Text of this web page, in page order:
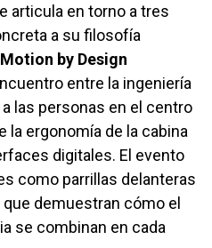
articula en torno a tres
a su filosofía
Motion by Design
entre la ingeniería
las personas en el centro
ergonomía de la cabina
digitales. El evento
como parrillas delanteras
demuestran cómo el
se combinan en cada